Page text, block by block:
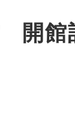
開館